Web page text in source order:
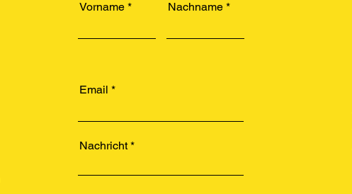
Vorname Nachname
Email
Nachricht